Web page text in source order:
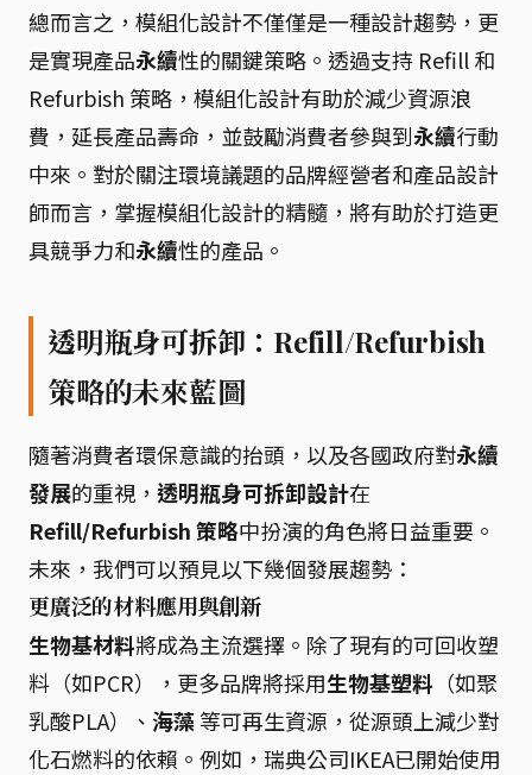
總而言之，模組化設計不僅僅是一種設計趨勢，更
是實現產品永續性的關鍵策略。透過支持 Refill 和
Refurbish 策略，模組化設計有助於減少資源浪
費，延長產品壽命，並鼓勵消費者參與到永續行動
中來。對於關注環境議題的品牌經營者和產品設計
師而言，掌握模組化設計的精髓，將有助於打造更
具競爭力和永續性的產品。
透明瓶身可拆卸：Refill/Refurbish
策略的未來藍圖
隨著消費者環保意識的抬頭，以及各國政府對永續
發展的重視， 透明瓶身可拆卸設計在
Refill/Refurbish 策略中扮演的角色將日益重要。
未來，我們可以預見以下幾個發展趨勢：
更廣泛的材料應用與創新
生物基材料將成為主流選擇。除了現有的可回收塑
料（如PCR），更多品牌將採用生物基塑料 （如聚
乳酸PLA）、 海藻等可再生資源，從源頭上減少對
化石燃料的依賴。例如，瑞典公司IKEA已開始使用